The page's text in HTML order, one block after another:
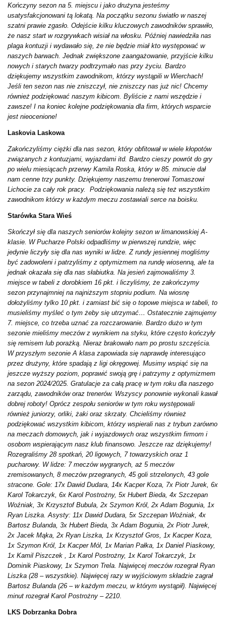
Kończyny sezon na 5. miejscu i jako drużyna jesteśmy
usatysfakcjonowani tą lokatą. Na początku sezonu światło w naszej
szatni prawie zgasło. Odejście kilku kluczowych zawodników sprawiło,
że nasz start w rozgrywkach wisiał na włosku. Później nawiedziła nas
plaga kontuzji i wydawało się, że nie będzie miał kto występować w
naszych barwach. Jednak zwiększone zaangażowanie, przyjście kilku
nowych i starych twarzy podtrzymało nas przy życiu. Bardzo
dziękujemy wszystkim zawodnikom, którzy wystąpili w Wierchach!
Jeśli ten sezon nas nie zniszczył, nie zniszczy nas już nic! Chcemy
również podziękować naszym kibicom. Byliście z nami wszędzie i
zawsze! I na koniec kolejne podziękowania dla firm, których wsparcie
jest nieocenione!
Laskovia Laskowa
Zakończyliśmy ciężki dla nas sezon, który obfitował w wiele kłopotów
związanych z kontuzjami, wyjazdami itd. Bardzo cieszy powrót do gry
po wielu miesiącach przerwy Kamila Roska, który w 85. minucie dał
nam cenne trzy punkty. Dziękujemy naszemu trenerowi Tomaszowi
Lichocie za cały rok pracy. Podziękowania należą się też wszystkim
zawodnikom którzy w każdym meczu zostawiali serce na boisku.
Starówka Stara Wieś
Skończył się dla naszych seniorów kolejny sezon w limanowskiej A-
klasie. W Pucharze Polski odpadliśmy w pierwszej rundzie, więc
jedynie liczyły się dla nas wyniki w lidze. Z rundy jesiennej mogliśmy
być zadowoleni i patrzyliśmy z optymizmem na rundę wiosenną, ale ta
jednak okazała się dla nas słabiutka. Na jesień zajmowaliśmy 3.
miejsce w tabeli z dorobkiem 16 pkt. i liczyliśmy, że zakończymy
sezon przynajmniej na najniższym stopniu podium. Na wiosnę
dołożyliśmy tylko 10 pkt. i zamiast bić się o topowe miejsca w tabeli, to
musieliśmy myśleć o tym żeby się utrzymać… Ostatecznie zajmujemy
7. miejsce, co trzeba uznać za rozczarowanie. Bardzo dużo w tym
sezonie mieliśmy meczów z wynikiem na styku, które często kończyły
się remisem lub porażką. Nieraz brakowało nam po prostu szczęścia.
W przyszłym sezonie A klasa zapowiada się naprawdę interesująco
przez drużyny, które spadają z ligi okręgowej. Musimy wspiąć się na
jeszcze wyższy poziom, poprawić swoją grę i patrzymy z optymizmem
na sezon 2024/2025. Gratulacje za całą pracę w tym roku dla naszego
zarządu, zawodników oraz trenerów. Wszyscy ponownie wykonali kawał
dobrej roboty! Oprócz zespołu seniorów w tym roku występowali
również juniorzy, orliki, żaki oraz skrzaty. Chcieliśmy również
podziękować wszystkim kibicom, którzy wspierali nas z trybun zarówno
na meczach domowych, jak i wyjazdowych oraz wszystkim firmom i
osobom wspierającym nasz klub finansowo. Jeszcze raz dziękujemy!
Rozegraliśmy 28 spotkań, 20 ligowych, 7 towarzyskich oraz 1
pucharowy. W lidze: 7 meczów wygranych, aż 5 meczów
zremisowanych, 8 meczów przegranych, 45 goli strzelonych, 43 gole
stracone. Gole: 17x Dawid Dudara, 14x Kacper Koza, 7x Piotr Jurek, 6x
Karol Tokarczyk, 6x Karol Postrożny, 5x Hubert Bieda, 4x Szczepan
Woźniak, 3x Krzysztof Bubula, 2x Szymon Król, 2x Adam Bogunia, 1x
Ryan Liszka. Asysty: 11x Dawid Dudara, 5x Szczepan Woźniak, 4x
Bartosz Bulanda, 3x Hubert Bieda, 3x Adam Bogunia, 2x Piotr Jurek,
2x Jacek Mąka, 2x Ryan Liszka, 1x Krzysztof Gros, 1x Kacper Koza,
1x Szymon Król, 1x Kacper Mól, 1x Marian Pałka, 1x Daniel Piaskowy,
1x Kamil Piszczek , 1x Karol Postrożny, 1x Karol Tokarczyk, 1x
Dominik Piaskowy, 1x Szymon Trela. Najwięcej meczów rozegrał Ryan
Liszka (28 – wszystkie). Najwięcej razy w wyjściowym składzie zagrał
Bartosz Bulanda (26 – w każdym meczu, w którym wystąpił). Najwięcej
minut rozegrał Karol Postrożny – 2210.
LKS Dobrzanka Dobra